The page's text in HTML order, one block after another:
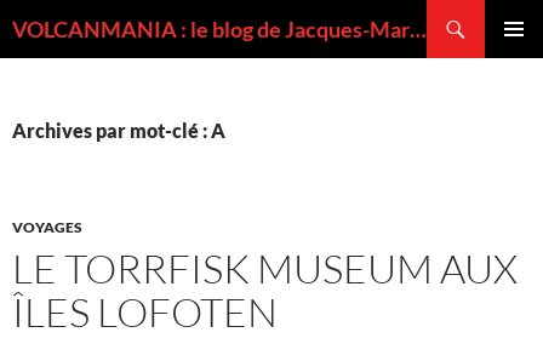
VOLCANMANIA : le blog de Jacques-Marie BARDINTZEFF, volcanologue
Archives par mot-clé : A
VOYAGES
LE TORRFISK MUSEUM AUX
ÎLES LOFOTEN